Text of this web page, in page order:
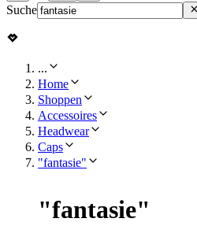
Suche
...
Home
Shoppen
Accessoires
Headwear
Caps
"fantasie"
"fantasie"